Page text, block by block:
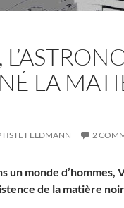
LA
FELDMANN 2
un monde d’hommes,
de la matière